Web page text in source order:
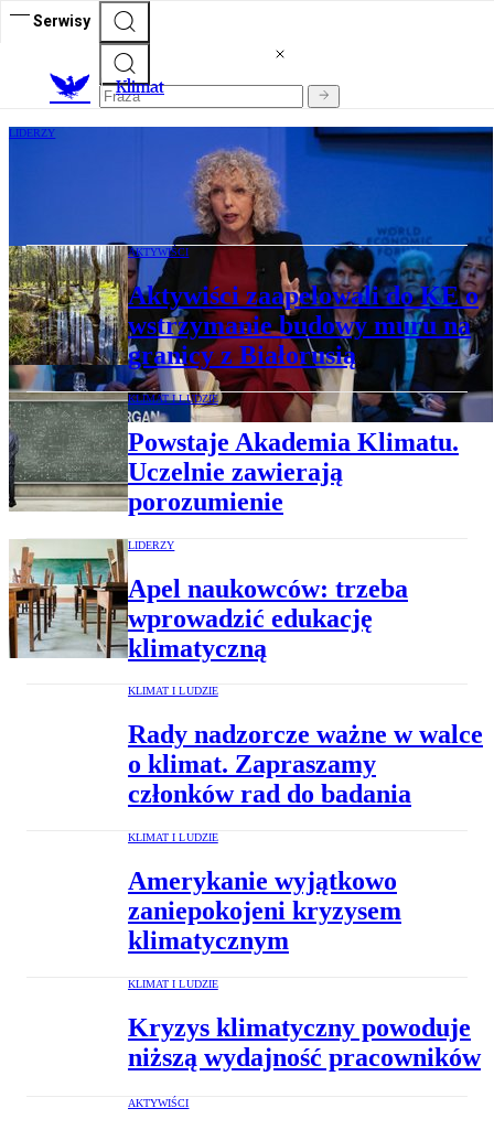
Serwisy
Klimat
LIDERZY
Była szefowa Greenpeace w niemieckim
rządzie. Szereg kontrowersji
AKTYWIŚCI
Aktywiści zaapelowali do KE o
wstrzymanie budowy muru na
granicy z Białorusią
KLIMAT I LUDZIE
Powstaje Akademia Klimatu.
Uczelnie zawierają
porozumienie
LIDERZY
Apel naukowców: trzeba
wprowadzić edukację
klimatyczną
KLIMAT I LUDZIE
Rady nadzorcze ważne w walce
o klimat. Zapraszamy
członków rad do badania
KLIMAT I LUDZIE
Amerykanie wyjątkowo
zaniepokojeni kryzysem
klimatycznym
KLIMAT I LUDZIE
Kryzys klimatyczny powoduje
niższą wydajność pracowników
AKTYWIŚCI